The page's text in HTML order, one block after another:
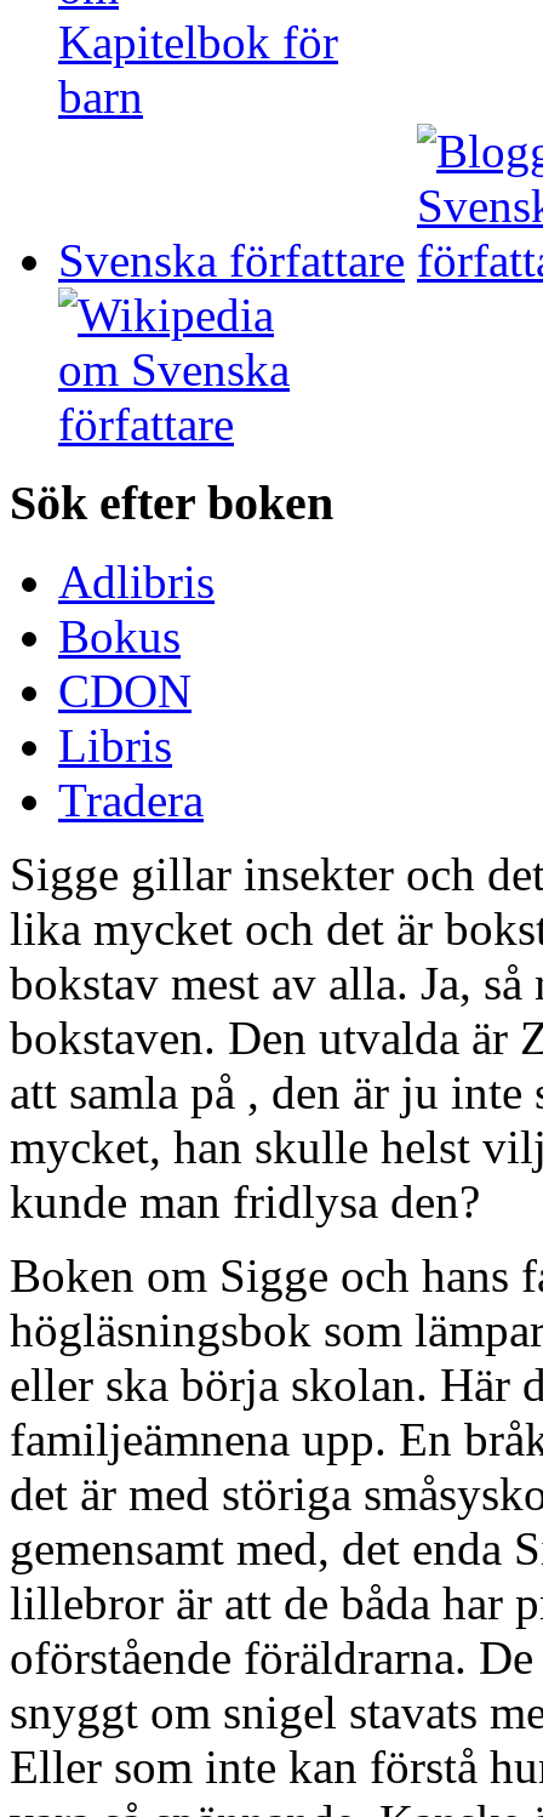
Svenska författare
Sök efter boken
Adlibris
Bokus
CDON
Libris
Tradera
Sigge gillar insekter och
lika mycket och det är
bokstav mest av alla. Ja,
bokstaven. Den utvalda är
att samla på , den är ju
mycket, han skulle helst
kunde man fridlysa den?
Boken om Sigge och hans
högläsningsbok som
eller ska börja skolan. Här
familjeämnena upp. En
det är med störiga
gemensamt med, det enda
lillebror är att de båda har
oförstående föräldrarna.
snyggt om snigel stavats
Eller som inte kan förstå